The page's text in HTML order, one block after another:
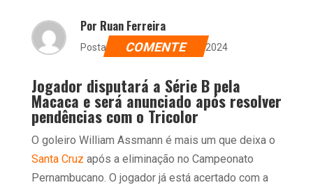
Por Ruan Ferreira
Postado dia 27 de março de 2024
COMENTE
Jogador disputará a Série B pela
Macaca e será anunciado após resolver
pendências com o Tricolor
O goleiro William Assmann é mais um que deixa o
Santa Cruz após a eliminação no Campeonato
Pernambucano. O jogador já está acertado com a